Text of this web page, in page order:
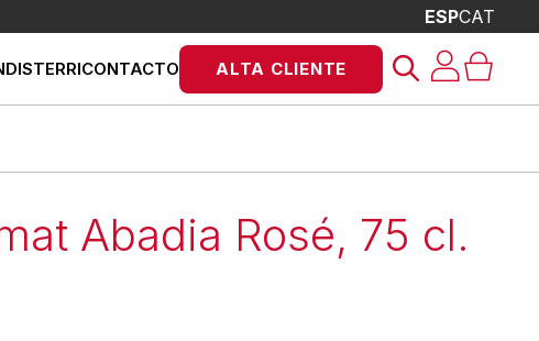
ESPCAT
DISTERRICONTACTO
Búsqueda
de
productos
ALTA CLIENTE
Abadia Rosé, 75 cl.